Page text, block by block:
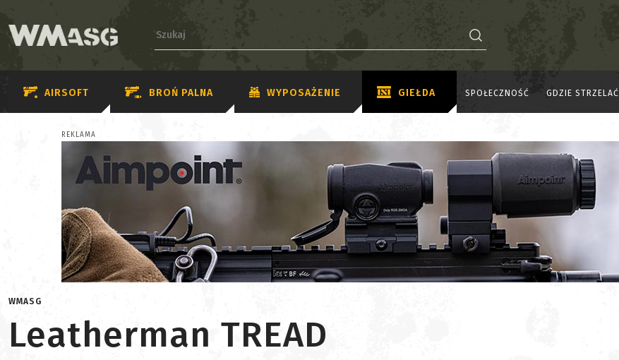
AIRSOFT BROŃ PALNA WYPOSAŻENIE GIEŁDA SPOŁECZNOŚĆ GDZIE STRZELAĆ
REKLAMA
WMASG
Leatherman TREAD